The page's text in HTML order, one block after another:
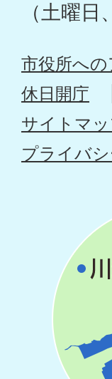
（土曜
市役所への
休日開庁
サイトマ
プライバ